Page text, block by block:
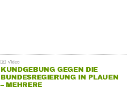
KUNDGEBUNG GEGEN DIE
BUNDESREGIERUNG IN PLAUEN
– MEHRERE